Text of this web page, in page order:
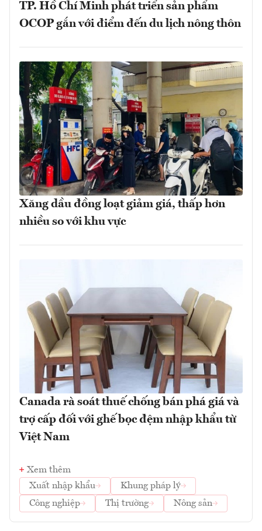
TP. Hồ Chí Minh phát triển sản phẩm
OCOP gắn với điểm đến du lịch nông thôn
Xăng dầu đồng loạt giảm giá, thấp hơn
nhiều so với khu vực
Canada rà soát thuế chống bán phá giá và
trợ cấp đối với ghế bọc đệm nhập khẩu từ
Việt Nam
Xem thêm
Xuất nhập khẩu
Khung pháp lý
Công nghiệp
Thị trường Nông sản